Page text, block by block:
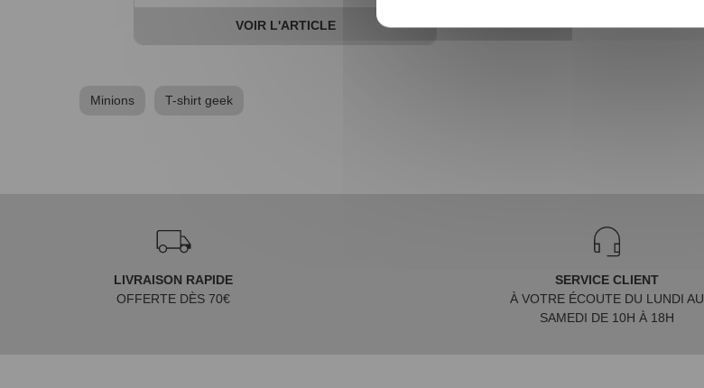
VOIR L'ARTICLE
Minions T-shirt geek
LIVRAISON RAPIDE
OFFERTE DÈS 70€
SERVICE CLIENT
À VOTRE ÉCOUTE DU LUNDI AU
SAMEDI DE 10H À 18H